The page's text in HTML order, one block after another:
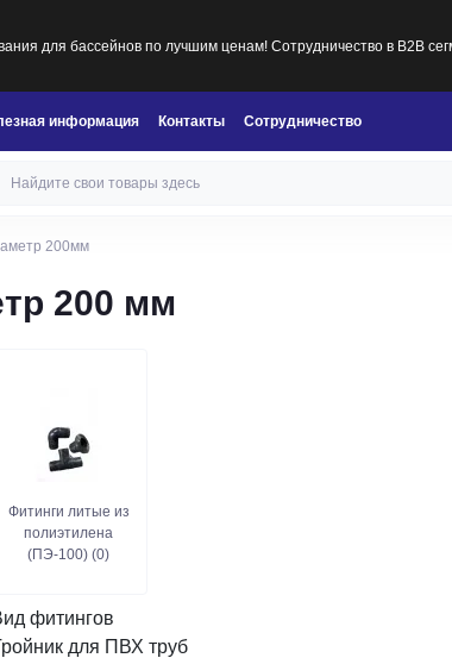
для бассейнов по лучшим ценам! Сотрудничество в B2B
информация Контакты Сотрудничество
200мм
200 мм
Фитинги литые из
полиэтилена
(ПЭ-100) (0)
фитингов
для ПВХ труб